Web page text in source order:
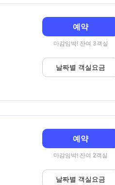
예약
마감임박! 잔여 3객실
날짜별 객실요금
예약
마감임박! 잔여 2객실
날짜별 객실요금